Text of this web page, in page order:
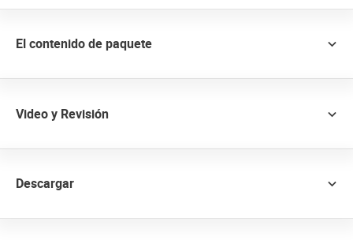
El contenido de paquete
Video y Revisión
Descargar